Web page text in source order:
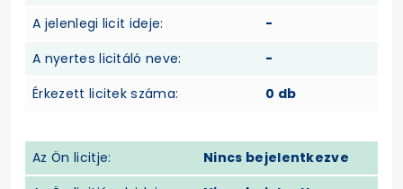
A jelenlegi licit ideje:
-
A nyertes licitáló neve:
-
Érkezett licitek száma:
0 db
Az Ön licitje:
Nincs bejelentkezve